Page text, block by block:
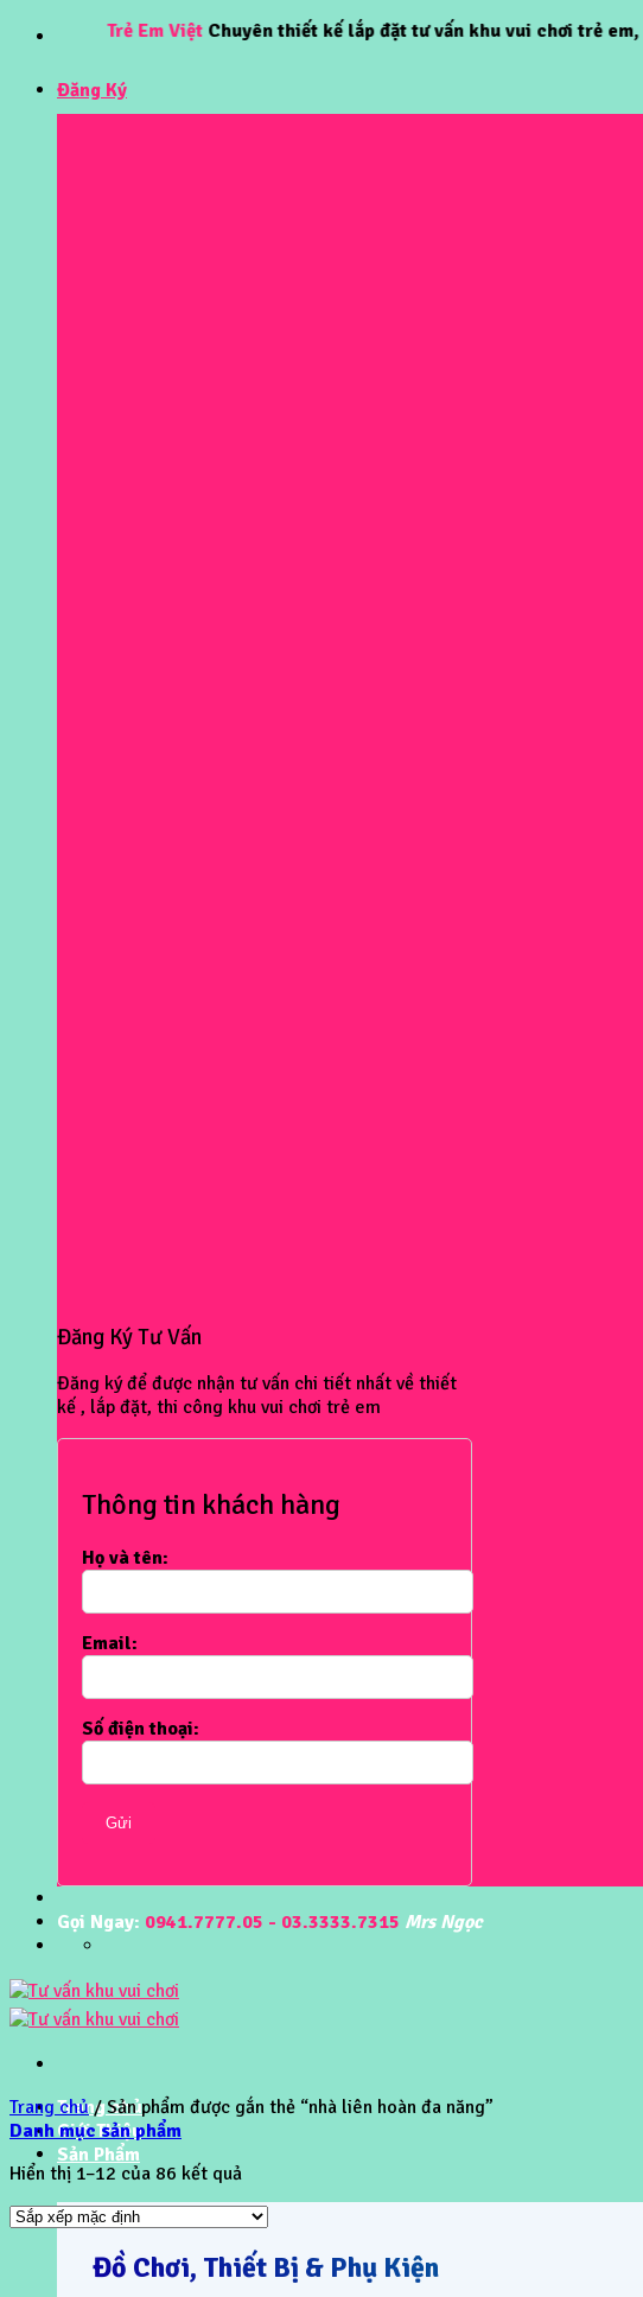
Skip
content
Trẻ Em Việt Chuyên thiết kế lắp đặt tư vấn khu vui chơi trẻ em,Liên Hệ
Đăng Ký
Đăng Ký Tư Vấn
Đăng ký để được nhận tư vấn chi tiết nhất về thiết
kế , lắp đặt, thi công khu vui chơi trẻ em
Thông tin khách hàng
Họ và tên:
Email:
Số điện thoại:
Gửi
Gọi Ngay: 0941.7777.05 - 03.3333.7315 Mrs Ngọc
Trang chủ
Giới Thiệu
Sản Phẩm
Đồ Chơi, Thiết Bị & Phụ Kiện
Trang chủ /Sản phẩm được gắn thẻ “nhà liên hoàn đa năng”
Danh mục sản phẩm
Hiển thị 1–12 của 86 kết quả